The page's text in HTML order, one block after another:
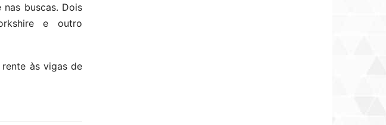
buscas. Dois
e outro
às vigas de